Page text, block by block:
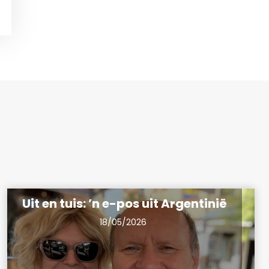
Uit en tuis: ’n e-pos uit Argentinië
18/05/2026